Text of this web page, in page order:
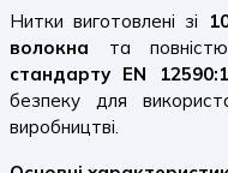
Нитки виготовлені зі
волокна та
стандарту EN
безпеку для
виробництві.